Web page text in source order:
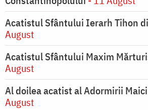
Acatistul Sfântului Ierarh Tihon
August
Acatistul Sfântului Maxim
August
Al doilea acatist al Adormirii
August